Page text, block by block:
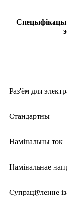
Раз'ём для
Стандартны
Намінальны ток
Намінальнае
Супраціўленне